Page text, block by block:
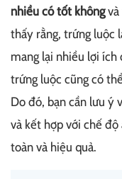
nhiều có tốt khôngvà
thấy rằng, trứng luộc
mang lại nhiều lợi ích
trứng luộc cũng có
Do đó, bạn cần lưu ý
và kết hợp với chế độ
toàn và hiệu quả.